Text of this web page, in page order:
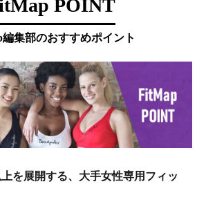
POINT
集部のおすすめポイント
を展開する、大手女性専用フィッ